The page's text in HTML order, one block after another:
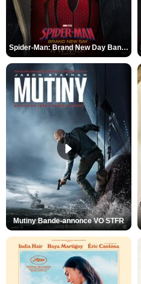
Spider-Man: Brand New Day Bande-annonce VO STFR
Mutiny Bande-annonce VO STFR